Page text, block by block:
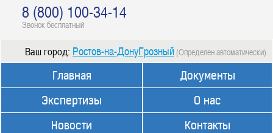
8 (800) 100-34-14
Звонок бесплатный
Ваш город: Ростов-на-ДонуГрозный (Определен автоматически)
Главная
Экспертизы
Новости
Документы
О нас
Контакты